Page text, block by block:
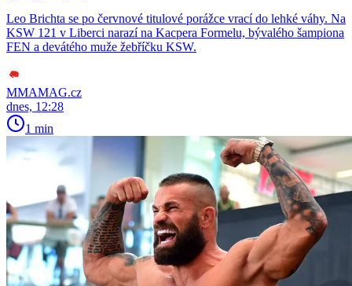
Leo Brichta se po červnové titulové porážce vrací do lehké váhy. Na
KSW 121 v Liberci narazí na Kacpera Formelu, bývalého šampiona
FEN a devátého muže žebříčku KSW.
MMAMAG.cz
dnes, 12:28
1 min